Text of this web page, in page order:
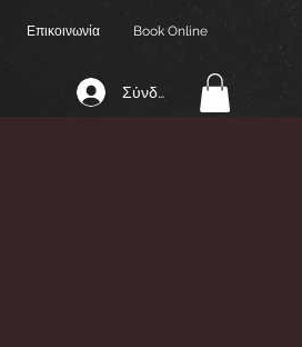
Επικοινωνία Book Online
Σύνδεση